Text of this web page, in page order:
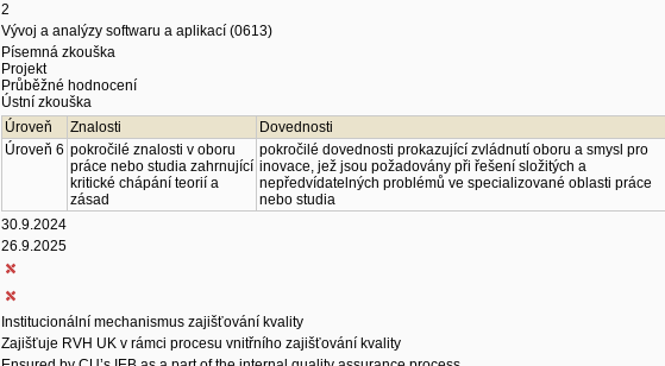
2
Vývoj a analýzy softwaru a aplikací (0613)
Písemná zkouška
Projekt
Průběžné hodnocení
Ústní zkouška
Úroveň Znalosti Dovednosti
Úroveň 6 pokročilé znalosti v oboru
práce nebo studia zahrnující
kritické chápání teorií a
zásad
pokročilé dovednosti prokazující zvládnutí oboru a smysl pro
inovace, jež jsou požadovány při řešení složitých a
nepředvídatelných problémů ve specializované oblasti práce
nebo studia
30.9.2024
26.9.2025
Institucionální mechanismus zajišťování kvality
Zajišťuje RVH UK v rámci procesu vnitřního zajišťování kvality